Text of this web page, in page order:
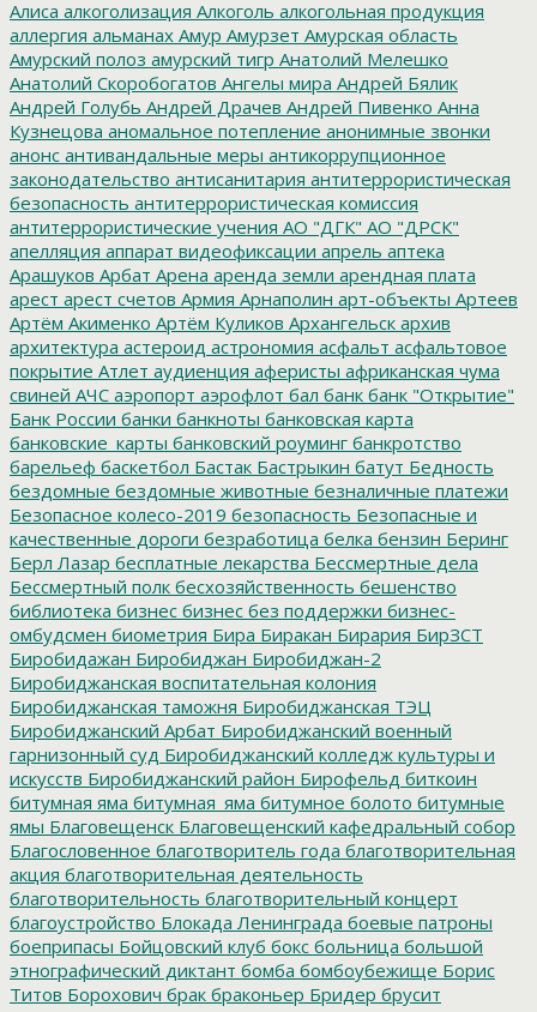
Алиса алкоголизация Алкоголь алкогольная продукция
аллергия альманах Амур Амурзет Амурская область
Амурский полоз амурский тигр Анатолий Мелешко
Анатолий Скоробогатов Ангелы мира Андрей Бялик
Андрей Голубь Андрей Драчев Андрей Пивенко Анна
Кузнецова аномальное потепление анонимные звонки
анонс антивандальные меры антикоррупционное
законодательство антисанитария антитеррористическая
безопасность антитеррористическая комиссия
антитеррористические учения АО "ДГК" АО "ДРСК"
апелляция аппарат видеофиксации апрель аптека
Арашуков Арбат Арена аренда земли арендная плата
арест арест счетов Армия Арнаполин арт-объекты Артеев
Артём Акименко Артём Куликов Архангельск архив
архитектура астероид астрономия асфальт асфальтовое
покрытие Атлет аудиенция аферисты африканская чума
свиней АЧС аэропорт аэрофлот бал банк банк "Открытие"
Банк России банки банкноты банковская карта
банковские_карты банковский роуминг банкротство
барельеф баскетбол Бастак Бастрыкин батут Бедность
бездомные бездомные животные безналичные платежи
Безопасное колесо-2019 безопасность Безопасные и
качественные дороги безработица белка бензин Беринг
Берл Лазар бесплатные лекарства Бессмертные дела
Бессмертный полк бесхозяйственность бешенство
библиотека бизнес бизнес без поддержки бизнес-
омбудсмен биометрия Бира Биракан Бирария БирЗСТ
Биробидажан Биробиджан Биробиджан-2
Биробиджанская воспитательная колония
Биробиджанская таможня Биробиджанская ТЭЦ
Биробиджанский Арбат Биробиджанский военный
гарнизонный суд Биробиджанский колледж культуры и
искусств Биробиджанский район Бирофельд биткоин
битумная яма битумная_яма битумное болото битумные
ямы Благовещенск Благовещенский кафедральный собор
Благословенное благотворитель года благотворительная
акция благотворительная деятельность
благотворительность благотворительный концерт
благоустройство Блокада Ленинграда боевые патроны
боеприпасы Бойцовский клуб бокс больница большой
этнографический диктант бомба бомбоубежище Борис
Титов Борохович брак браконьер Бридер брусит